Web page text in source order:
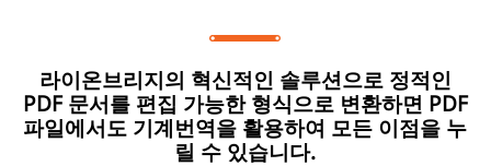
라이온브리지의 혁신적인 솔루션으로 정적인
PDF 문서를 편집 가능한 형식으로 변환하면 PDF
파일에서도 기계번역을 활용하여 모든 이점을 누
릴 수 있습니다.